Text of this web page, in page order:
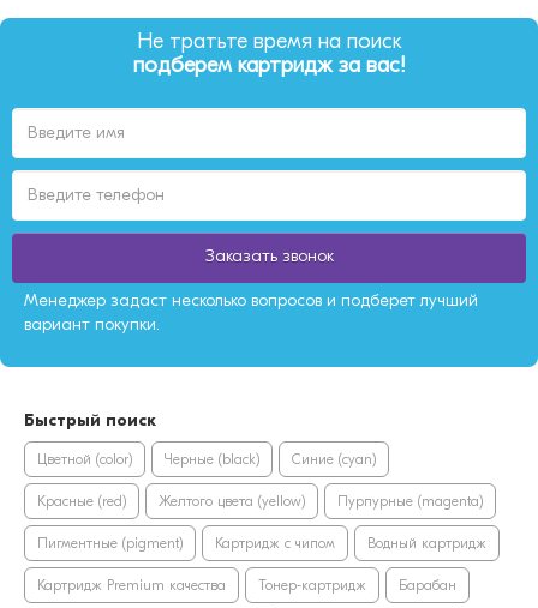
Не тратьте время на поиск
подберем картридж за вас!
Заказать звонок
Менеджер задаст несколько вопросов и подберет лучший
вариант покупки.
Быстрый поиск
Цветной (color) Черные (black) Синие (cyan)
Красные (red) Желтого цвета (yellow) Пурпурные (magenta)
Пигментные (pigment) Картридж с чипом Водный картридж
Картридж Premium качества Тонер-картридж Барабан